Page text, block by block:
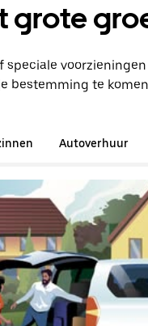
grote
speciale
bestemming te
Autoverhuur